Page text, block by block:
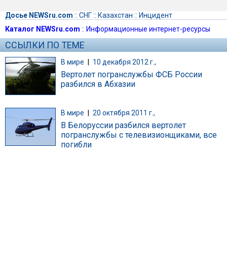
Досье NEWSru.com :: СНГ:: Казахстан :: Инцидент
Каталог NEWSru.com :: Информационные интернет-ресурсы
ССЫЛКИ ПО ТЕМЕ
В мире | 10 декабря 2012 г.,
Вертолет погранслужбы ФСБ России
разбился в Абхазии
В мире 20 октября 2011 г.,
В Белоруссии разбился вертолет
погранслужбы с телевизионщиками, все
погибли